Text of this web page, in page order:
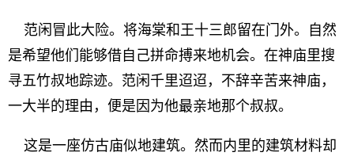
范闲冒此大险。将海棠和王十三郎留在门外。自然
是希望他们能够借自己拼命搏来地机会。在神庙里搜
寻五竹叔地踪迹。范闲千里迢迢，不辞辛苦来神庙，
一大半的理由，便是因为他最亲地那个叔叔。
这是一座仿古庙似地建筑。然而内里的建筑材料却